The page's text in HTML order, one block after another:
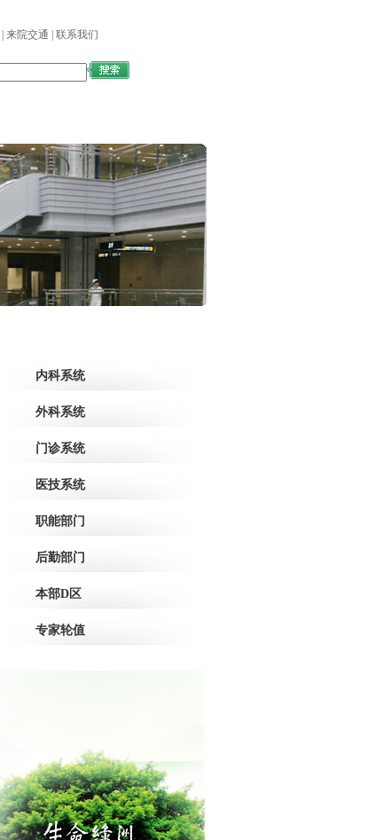
来院交通 联系我们
内科系统
外科系统
门诊系统
医技系统
职能部门
后勤部门
本部D区
专家轮值